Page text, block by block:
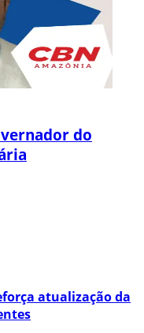
do
atualização da